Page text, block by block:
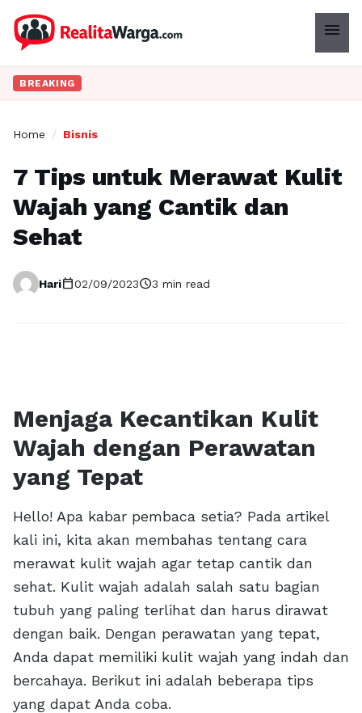
menu
BREAKING
Home / Bisnis
7 Tips untuk Merawat Kulit
Wajah yang Cantik dan
Sehat
Haricalendar_today02/09/2023schedule3 min read
Menjaga Kecantikan Kulit
Wajah dengan Perawatan
yang Tepat
Hello! Apa kabar pembaca setia? Pada artikel
kali ini, kita akan membahas tentang cara
merawat kulit wajah agar tetap cantik dan
sehat. Kulit wajah adalah salah satu bagian
tubuh yang paling terlihat dan harus dirawat
dengan baik. Dengan perawatan yang tepat,
Anda dapat memiliki kulit wajah yang indah dan
bercahaya. Berikut ini adalah beberapa tips
yang dapat Anda coba.